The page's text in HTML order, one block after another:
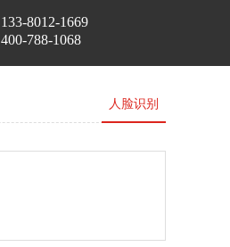
133-8012-1669
400-788-1068
人脸识别